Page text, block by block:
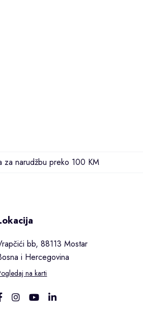
za narudžbu preko 100 KM
bb, 88113 Mostar
i Hercegovina
na karti